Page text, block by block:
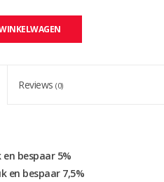
Reviews (0)
bespaar 5%
en bespaar 7,5%